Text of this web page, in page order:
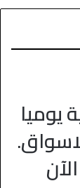
يوميا